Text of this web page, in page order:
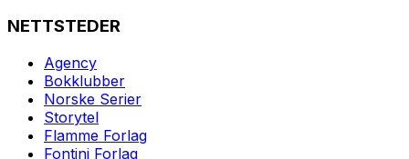
NETTSTEDER
Agency
Bokklubber
Norske Serier
Storytel
Flamme Forlag
Fontini Forlag